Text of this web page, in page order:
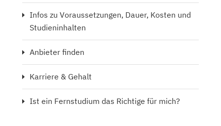
Infos zu Voraussetzungen, Dauer, Kosten und
Studieninhalten
Anbieter finden
Karriere & Gehalt
Ist ein Fernstudium das Richtige für mich?